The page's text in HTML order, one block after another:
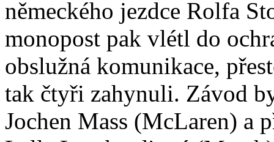
německého jezdce Rolfa
monopost pak vlétl do
obslužná komunikace,
tak čtyři zahynuli. Závod
Jochen Mass (McLaren) a